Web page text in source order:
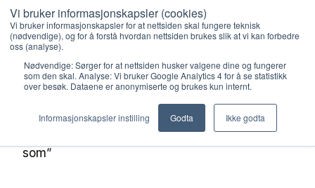
Vi bruker informasjonskapsler (cookies)
Vi bruker informasjonskapsler for at nettsiden skal fungere teknisk
(nødvendige), og for å forstå hvordan nettsiden brukes slik at vi kan forbedre
oss (analyse).
Nødvendige: Sørger for at nettsiden husker valgene dine og fungerer
som den skal. Analyse: Vi bruker Google Analytics 4 for å se statistikk
over besøk. Dataene er anonymiserte og brukes kun internt.
Informasjonskapsler instilling Godta Ikke godta
Helt Konge 3 – DVD
Ressurser Helt Konge (lisens)
Helt
Konge 3
Helt Konge 3 – DVD
Om du ønsker å laste ned videoen kan du
høyreklikke på ønsket video og klikk på “Lagre
som”
Hva vi gjør